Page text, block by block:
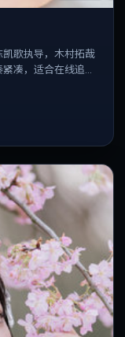
歌执导，木村拓哉
凑，适合在线追剧